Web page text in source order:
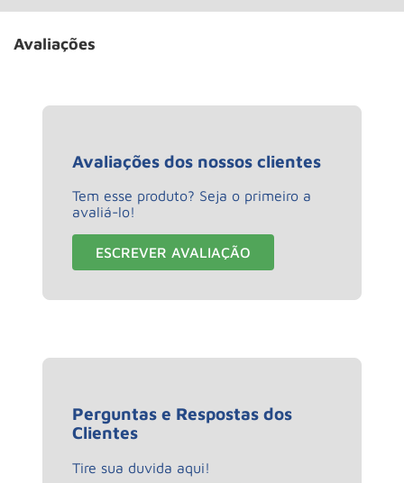
Avaliações
Avaliações dos nossos clientes
Tem esse produto? Seja o primeiro a
avaliá-lo!
ESCREVER AVALIAÇÃO
Perguntas e Respostas dos
Clientes
Tire sua duvida aqui!